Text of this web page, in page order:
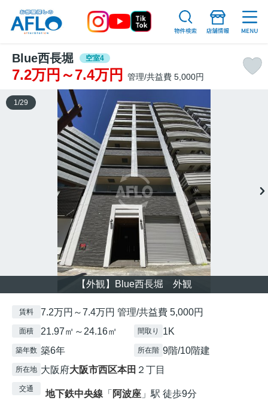
Blue西長堀 空室4
7.2万円～7.4万円 管理/共益費 5,000円
【外観】Blue西長堀 外観
1 /29
賃料 7.2万円～7.4万円 管理/共益費 5,000円
面積 21.97㎡～24.16㎡ 間取り 1K
築年数 築6年 所在階 9階/10階建
所在地 大阪府大阪市西区本田 ２丁目
交通 地下鉄中央線 「 阿波座 」駅 徒歩9分